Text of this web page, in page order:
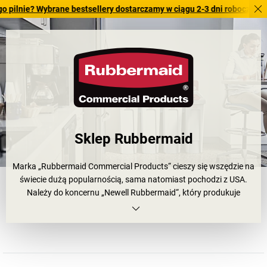
bestsellery dostarczamy w ciągu 2-3 dni roboczych. Sprawdź
Sklep Rubbermaid
Marka „Rubbermaid Commercial Products“ cieszy się wszędzie na
świecie dużą popularnością, sama natomiast pochodzi z USA.
Należy do koncernu „Newell Rubbermaid“, który produkuje
szeroką gamę artykułów gospodarstwa domowego i towarów